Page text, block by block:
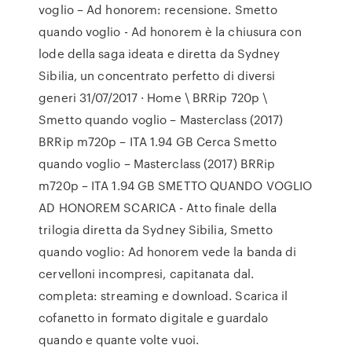
voglio – Ad honorem: recensione. Smetto
quando voglio - Ad honorem è la chiusura con
lode della saga ideata e diretta da Sydney
Sibilia, un concentrato perfetto di diversi
generi 31/07/2017 · Home \ BRRip 720p \
Smetto quando voglio – Masterclass (2017)
BRRip m720p – ITA 1.94 GB Cerca Smetto
quando voglio – Masterclass (2017) BRRip
m720p – ITA 1.94 GB SMETTO QUANDO VOGLIO
AD HONOREM SCARICA - Atto finale della
trilogia diretta da Sydney Sibilia, Smetto
quando voglio: Ad honorem vede la banda di
cervelloni incompresi, capitanata dal.
completa: streaming e download. Scarica il
cofanetto in formato digitale e guardalo
quando e quante volte vuoi.